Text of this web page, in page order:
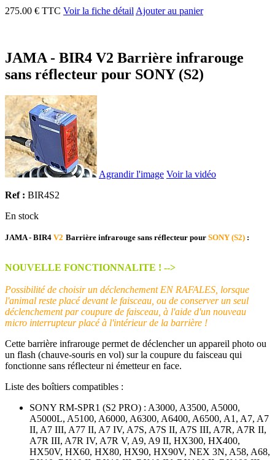
275.00 € TTC Voir la fiche détail Ajouter au panier
JAMA - BIR4 V2 Barrière infrarouge
sans réflecteur pour SONY (S2)
Agrandir l'image Voir la vidéo
Ref : BIR4S2
En stock
JAMA - BIR4 V2 Barrière infrarouge sans réflecteur pour SONY (S2) :
NOUVELLE FONCTIONNALITE ! -->
Possibilité de choisir un déclenchement EN RAFALES, lorsque
l'animal reste placé devant le faisceau, ou de conserver un seul
déclenchement par coupure de faisceau, à l'aide d'un nouveau
micro interrupteur placé à l'intérieur de la barrière !
Cette barrière infrarouge permet de déclencher un appareil photo ou
un flash (chauve-souris en vol) sur la coupure du faisceau qui
fonctionne sans réflecteur ni émetteur en face.
Liste des boîtiers compatibles :
SONY RM-SPR1 (S2 PRO) : A3000, A3500, A5000,
A5000L, A5100, A6000, A6300, A6400, A6500, A1, A7, A7
II, A7 III, A77 II, A7 IV, A7S, A7S II, A7S III, A7R, A7R II,
A7R III, A7R IV, A7R V, A9, A9 II, HX300, HX400,
HX50V, HX60, HX80, HX90, HX90V, NEX 3N, A58, A68,